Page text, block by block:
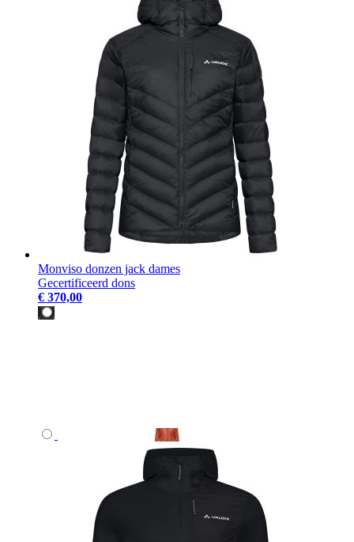
Monviso donzen jack dames
Gecertificeerd dons
€ 370,00